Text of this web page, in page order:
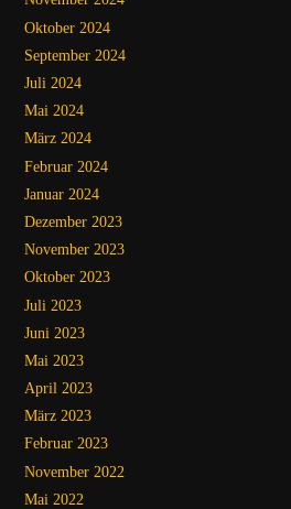
Oktober 2024
September 2024
Juli 2024
Mai 2024
März 2024
Februar 2024
Januar 2024
Dezember 2023
November 2023
Oktober 2023
Juli 2023
Juni 2023
Mai 2023
April 2023
März 2023
Februar 2023
November 2022
Mai 2022